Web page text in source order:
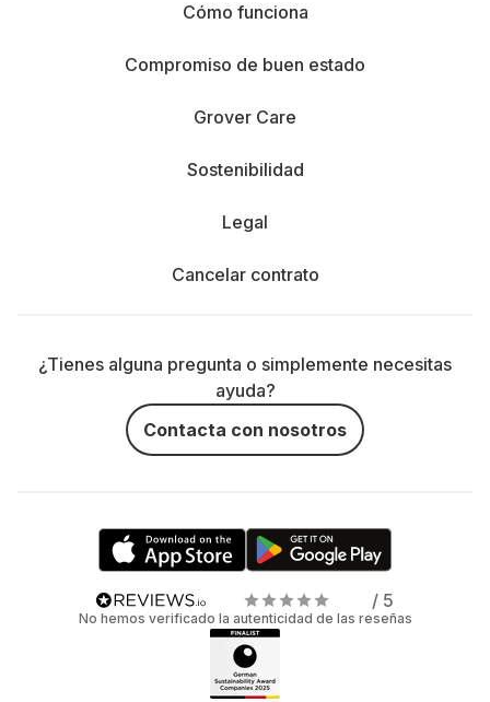
Cómo funciona
Compromiso de buen estado
Grover Care
Sostenibilidad
Legal
Cancelar contrato
¿Tienes alguna pregunta o simplemente necesitas
ayuda?
Contacta con nosotros
/ 5
No hemos verificado la autenticidad de las reseñas